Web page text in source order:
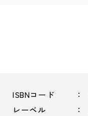
ISBNコード
レーベル